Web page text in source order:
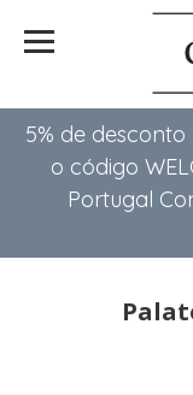
5% de
o código
Portugal